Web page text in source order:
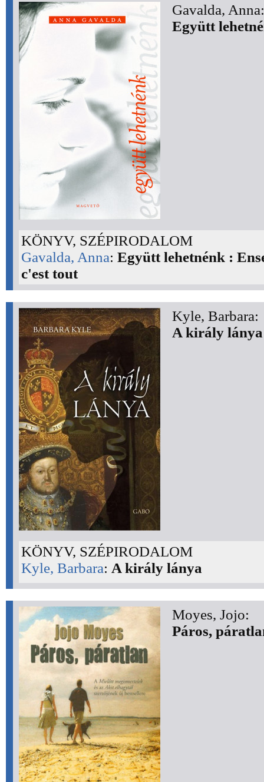
Gavalda, Anna:
Együtt
KÖNYV, SZÉPIRODALOM
Gavalda, Anna: Együtt lehetnénk :
c'est tout
Kyle, Barbara:
A király lánya
KÖNYV, SZÉPIRODALOM
Kyle, Barbara: A király lánya
Moyes, Jojo:
Páros,